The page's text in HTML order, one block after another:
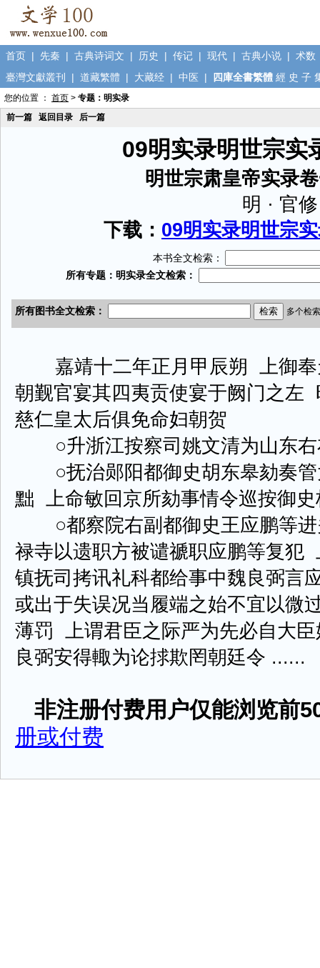
首页 | 先秦 | 古典诗词文 | 历史 | 传记 | 现代 | 古典小说 | 术数
臺灣文獻叢刊
| 道藏繁體 | 大藏经 | 中医 | 四庫全書繁體 經 史 子
您的位置 ： 首页 > 专题：明实录
前一篇
返回目录 后一篇
09明实录明世宗实
明世宗肃皇帝实录
明 · 官修
下载： 09明实录明世宗
本书全文检索：
嘉靖十二年正月甲辰朔 上御奉
朝觐官宴其四夷贡使宴于阙门之
慈仁皇太后俱免命妇朝贺
○升浙江按察司姚文清为山东
○抚治郧阳都御史胡东皋劾奏管
黜 上命敏回京所劾事情令巡按御
○都察院右副都御史王应鹏等进
禄寺以遗职方被谴禠职应鹏等复犯
镇抚司拷讯礼科都给事中魏良弼言
或出于失误况当履端之始不宜以微
薄罚 上谓君臣之际严为先必自大
良弼安得輙为论捄欺罔朝廷令 ......
非注册付费用户仅能浏览前
册或付费